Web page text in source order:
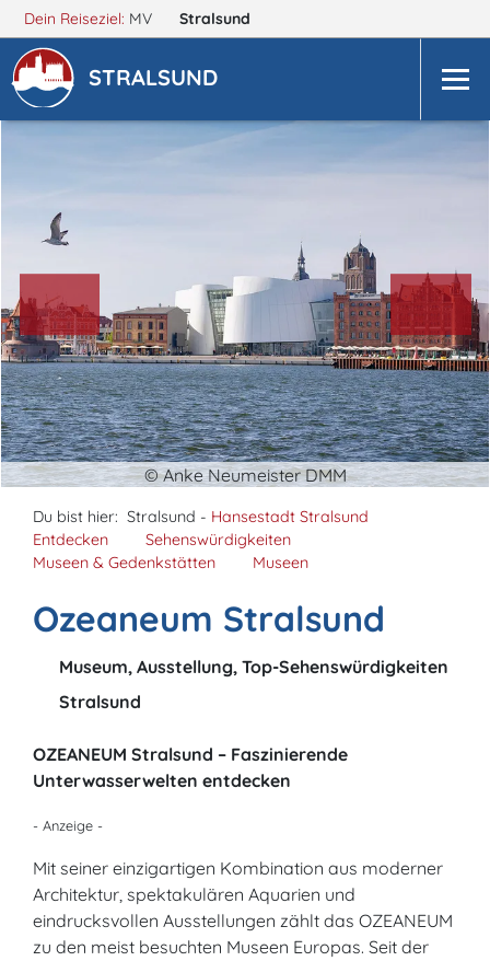
Dein Reiseziel: MV Stralsund
STRALSUND
© Anke Neumeister DMM
Du bist hier: Stralsund - Hansestadt Stralsund
Entdecken
Sehenswürdigkeiten
Museen & Gedenkstätten
Museen
Ozeaneum Stralsund
Museum, Ausstellung, Top-Sehenswürdigkeiten
Stralsund
OZEANEUM Stralsund – Faszinierende
Unterwasserwelten entdecken
- Anzeige -
Mit seiner einzigartigen Kombination aus moderner
Architektur, spektakulären Aquarien und
eindrucksvollen Ausstellungen zählt das OZEANEUM
zu den meist besuchten Museen Europas. Seit der